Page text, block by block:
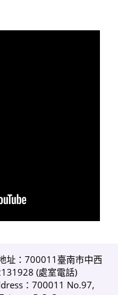
址：700011臺南市中西
(處室電話)
：700011 No.97,